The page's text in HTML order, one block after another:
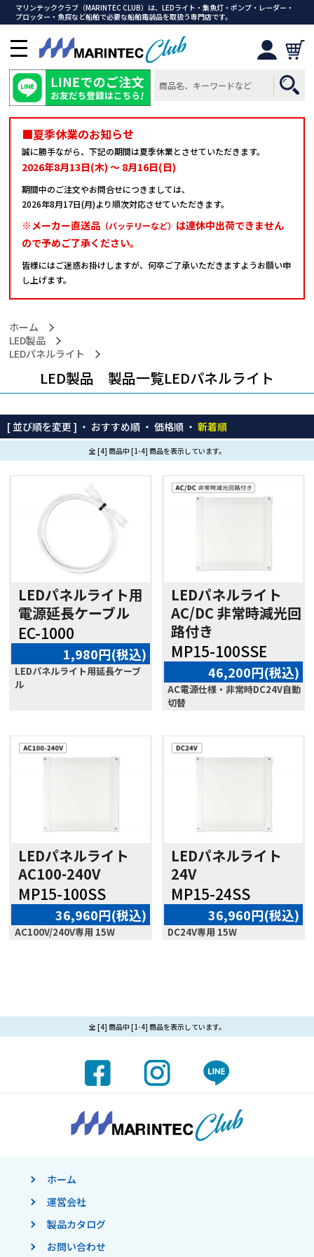
マリンテッククラブ（MARINTEC CLUB）は、LEDライト・集魚灯・ポンプ・レーダー・
プロッター・魚探など船舶で必要な船舶電装品を取扱う専門店です。
メ
ニ
ュ
ー
を
■夏季休業のお知らせ
誠に勝手ながら、下記の期間は夏季休業とさせていただきます。
2026年8月13日(木) ～ 8月16日(日)
期間中のご注文やお問合せにつきましては、
2026年8月17日(月)より順次対応させていただきます。
※メーカー直送品 （バッテリーなど） は連休中出荷できません
ので予めご了承ください。
皆様にはご迷惑お掛けしますが、何卒ご了承いただきますようお願い申
し上げます。
ホーム
LED製品
LEDパネルライト
LED製品 製品一覧LEDパネルライト
[ 並び順を変更 ] ・ おすすめ順 ・ 価格順 ・ 新着順
全 [4] 商品中 [1-4] 商品を表示しています。
LEDパネルライト用
電源延長ケーブル
EC-1000
1,980円(税込)
LEDパネルライト用延長ケーブ
ル
LEDパネルライト
AC/DC 非常時減光回
路付き
MP15-100SSE
46,200円(税込)
AC電源仕様・非常時DC24V自動
切替
LEDパネルライト
AC100-240V
MP15-100SS
36,960円(税込)
AC100V/240V専用 15W
LEDパネルライト
24V
MP15-24SS
36,960円(税込)
DC24V専用 15W
全 [4] 商品中 [1-4] 商品を表示しています。
ホーム
運営会社
製品カタログ
お問い合わせ